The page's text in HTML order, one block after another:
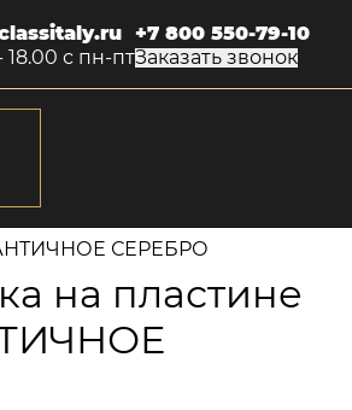
18.00 с пн-пт
+7 800 550-79-10
Заказать звонок
АНТИЧНОЕ СЕРЕБРО
на пластине